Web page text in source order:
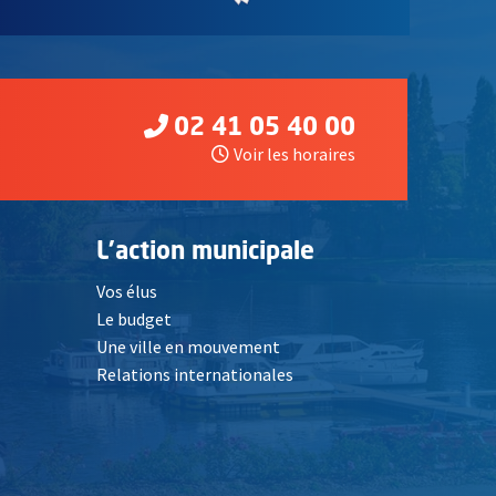
02 41 05 40 00
Voir les horaires
L'action municipale
Vos élus
Le budget
Une ville en mouvement
Relations internationales
Ouvre une nouvelle fenêtre